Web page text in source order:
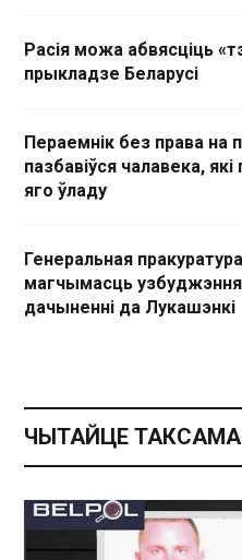
Расія можа абвясціць
прыкладзе Беларусі
Пераемнік без права
пазбавіўся чалавека,
яго ўладу
Генеральная
магчымасць
дачыненні да Лукашэнкі
ЧЫТАЙЦЕ ТАКСАМА